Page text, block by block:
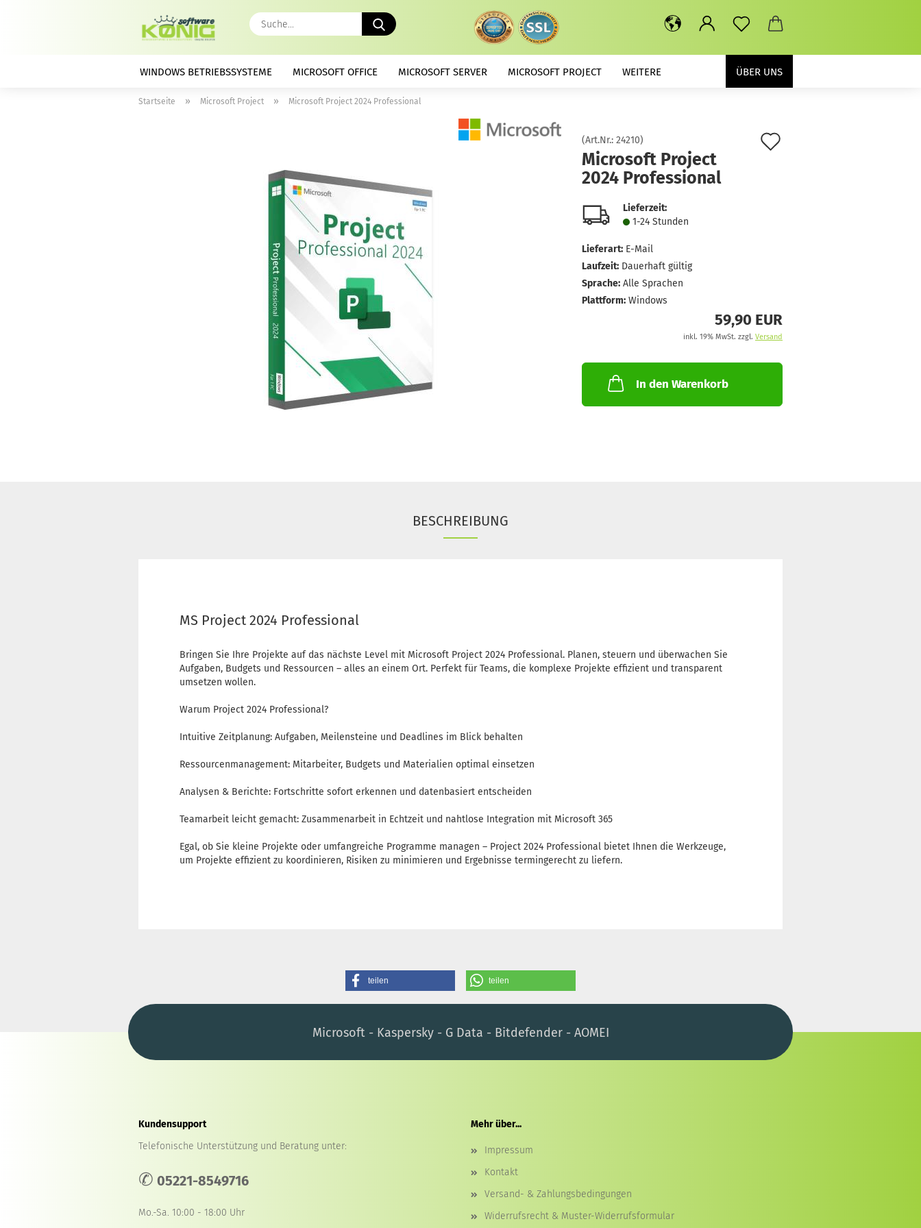
Suche...
WINDOWS BETRIEBSSYSTEME MICROSOFT OFFICE MICROSOFT SERVER MICROSOFT PROJECT ÜBER UNS
WEITERE
Startseite » Microsoft Project » Microsoft Project 2024 Professional
(Art.Nr.: 24210)
Microsoft Project
2024 Professional
Lieferzeit:
1-24 Stunden
Lieferart: E-Mail
Laufzeit: Dauerhaft gültig
Sprache: Alle Sprachen
Plattform: Windows
59,90 EUR
inkl. 19% MwSt. zzgl. Versand
In den Warenkorb
BESCHREIBUNG
MS Project 2024 Professional
Bringen Sie Ihre Projekte auf das nächste Level mit Microsoft Project 2024 Professional. Planen, steuern und überwachen Sie
Aufgaben, Budgets und Ressourcen – alles an einem Ort. Perfekt für Teams, die komplexe Projekte effizient und transparent
umsetzen wollen.
Warum Project 2024 Professional?
Intuitive Zeitplanung: Aufgaben, Meilensteine und Deadlines im Blick behalten
Ressourcenmanagement: Mitarbeiter, Budgets und Materialien optimal einsetzen
Analysen & Berichte: Fortschritte sofort erkennen und datenbasiert entscheiden
Teamarbeit leicht gemacht: Zusammenarbeit in Echtzeit und nahtlose Integration mit Microsoft 365
Egal, ob Sie kleine Projekte oder umfangreiche Programme managen – Project 2024 Professional bietet Ihnen die Werkzeuge,
um Projekte effizient zu koordinieren, Risiken zu minimieren und Ergebnisse termingerecht zu liefern.
teilen teilen
Microsoft - Kaspersky - G Data - Bitdefender - AOMEI
Kundensupport
Telefonische Unterstützung und Beratung unter:
✆ 05221-8549716
Mo.-Sa. 10:00 - 18:00 Uhr
Mehr über...
Impressum
Kontakt
Versand- & Zahlungsbedingungen
Widerrufsrecht & Muster-Widerrufsformular